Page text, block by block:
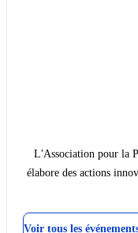
L'Association pour la
élabore des actions
Voir tous les